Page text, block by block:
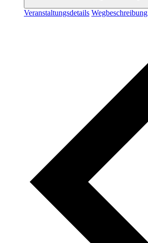
Veranstaltungsdetails Wegbeschreibung